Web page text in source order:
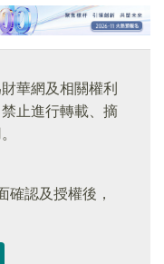
華網及相關權利
止進行轉載、摘
確認及授權後，